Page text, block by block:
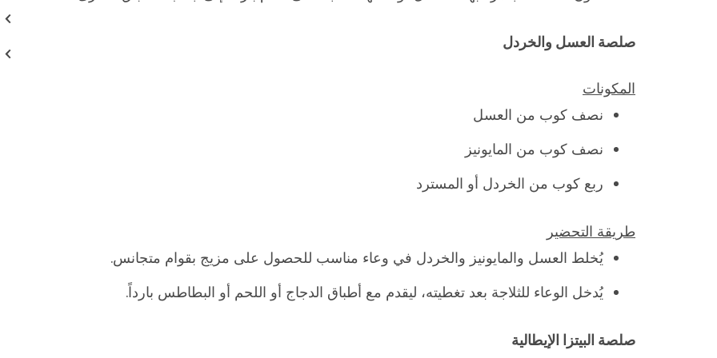
صلصة العسل والخردل
المكونات
نصف كوب من العسل
نصف كوب من المايونيز
ربع كوب من الخردل أو المسترد
طريقة التحضير
يُخلط العسل والمايونيز والخردل في وعاء مناسب للحصول على مزيج بقوام متجانس.
يُدخل الوعاء للثلاجة بعد تغطيته، ليقدم مع أطباق الدجاج أو اللحم أو البطاطس بارداً.
صلصة البيتزا الإيطالية